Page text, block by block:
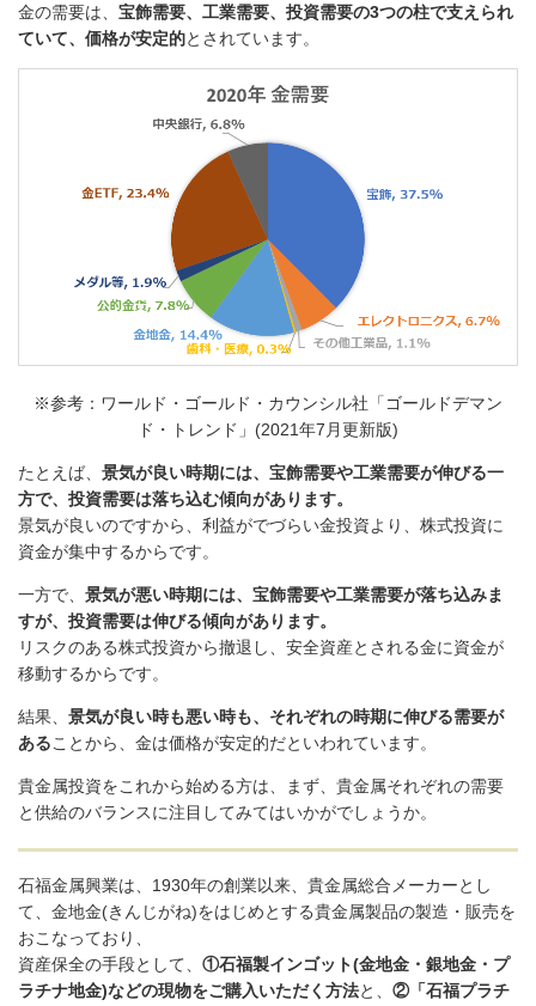
金の需要は、 宝飾需要、工業需要、投資需要の3つの柱で支えられ
ていて、価格が安定的とされています。
※参考：ワールド・ゴールド・カウンシル社「ゴールドデマン
ド・トレンド」(2021年7月更新版)
たとえば、 景気が良い時期には、宝飾需要や工業需要が伸びる一
方で、投資需要は落ち込む傾向があります。
景気が良いのですから、利益がでづらい金投資より、株式投資に
資金が集中するからです。
一方で、 景気が悪い時期には、宝飾需要や工業需要が落ち込みま
すが、投資需要は伸びる傾向があります。
リスクのある株式投資から撤退し、安全資産とされる金に資金が
移動するからです。
結果、 景気が良い時も悪い時も、それぞれの時期に伸びる需要が
あることから、金は価格が安定的だといわれています。
貴金属投資をこれから始める方は、まず、貴金属それぞれの需要
と供給のバランスに注目してみてはいかがでしょうか。
石福金属興業は、1930年の創業以来、貴金属総合メーカーとし
て、金地金(きんじがね)をはじめとする貴金属製品の製造・販売を
おこなっており、
資産保全の手段として、 ①石福製インゴット(金地金・銀地金・プ
ラチナ地金)などの現物をご購入いただく方法と、 ②「石福プラチ